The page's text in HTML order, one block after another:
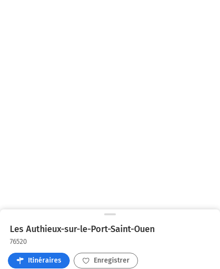
Les Authieux-sur-le-Port-Saint-Ouen
76520
Itinéraires Enregistrer